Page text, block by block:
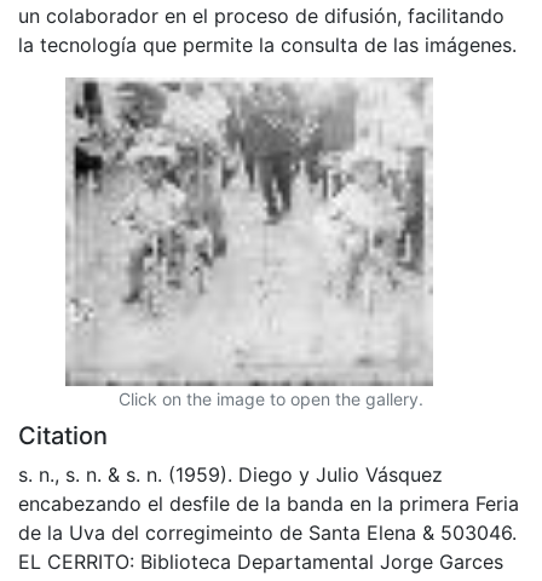
un colaborador en el proceso de difusión, facilitando
la tecnología que permite la consulta de las imágenes.
Click on the image to open the gallery.
Citation
s. n., s. n. & s. n. (1959). Diego y Julio Vásquez
encabezando el desfile de la banda en la primera Feria
de la Uva del corregimeinto de Santa Elena & 503046.
EL CERRITO: Biblioteca Departamental Jorge Garces